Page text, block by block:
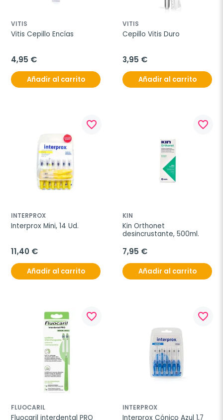
VITIS
Vitis Cepillo Encías
4,95 €
Añadir al carrito
VITIS
Cepillo Vitis Duro
3,95 €
Añadir al carrito
favorite_border
INTERPROX
Interprox Mini, 14 Ud.
11,40 €
Añadir al carrito
favorite_border
KIN
Kin Orthonet
desincrustante, 500ml.
7,95 €
Añadir al carrito
favorite_border
FLUOCARIL
Fluocaril interdental PRO
favorite_border
INTERPROX
Interprox Cónico Azul 1,7